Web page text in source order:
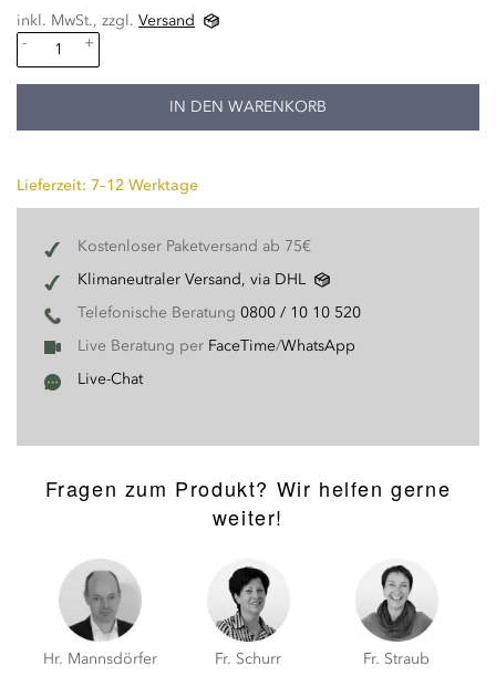
inkl. MwSt., zzgl. Versand
-
+
IN DEN WARENKORB
Lieferzeit: 7–12 Werktage
Kostenloser Paketversand ab 75€
Klimaneutraler Versand, via DHL
Telefonische Beratung 0800 / 10 10 520
Live Beratung per FaceTime/WhatsApp
Live-Chat
Fragen zum Produkt? Wir helfen gerne
weiter!
Hr. Mannsdörfer Fr. Schurr Fr. Straub